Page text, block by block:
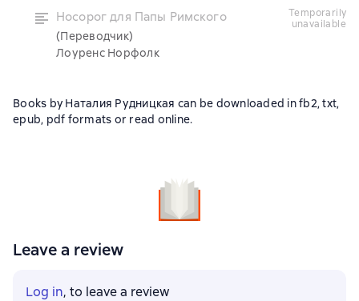
Носорог для Папы Римского
(Переводчик)
Лоуренс Норфолк
temporarily
unavailable
Books by Наталия Рудницкая can be downloaded in fb2, txt,
epub, pdf formats or read online.
Leave a review
Log in, to leave a review